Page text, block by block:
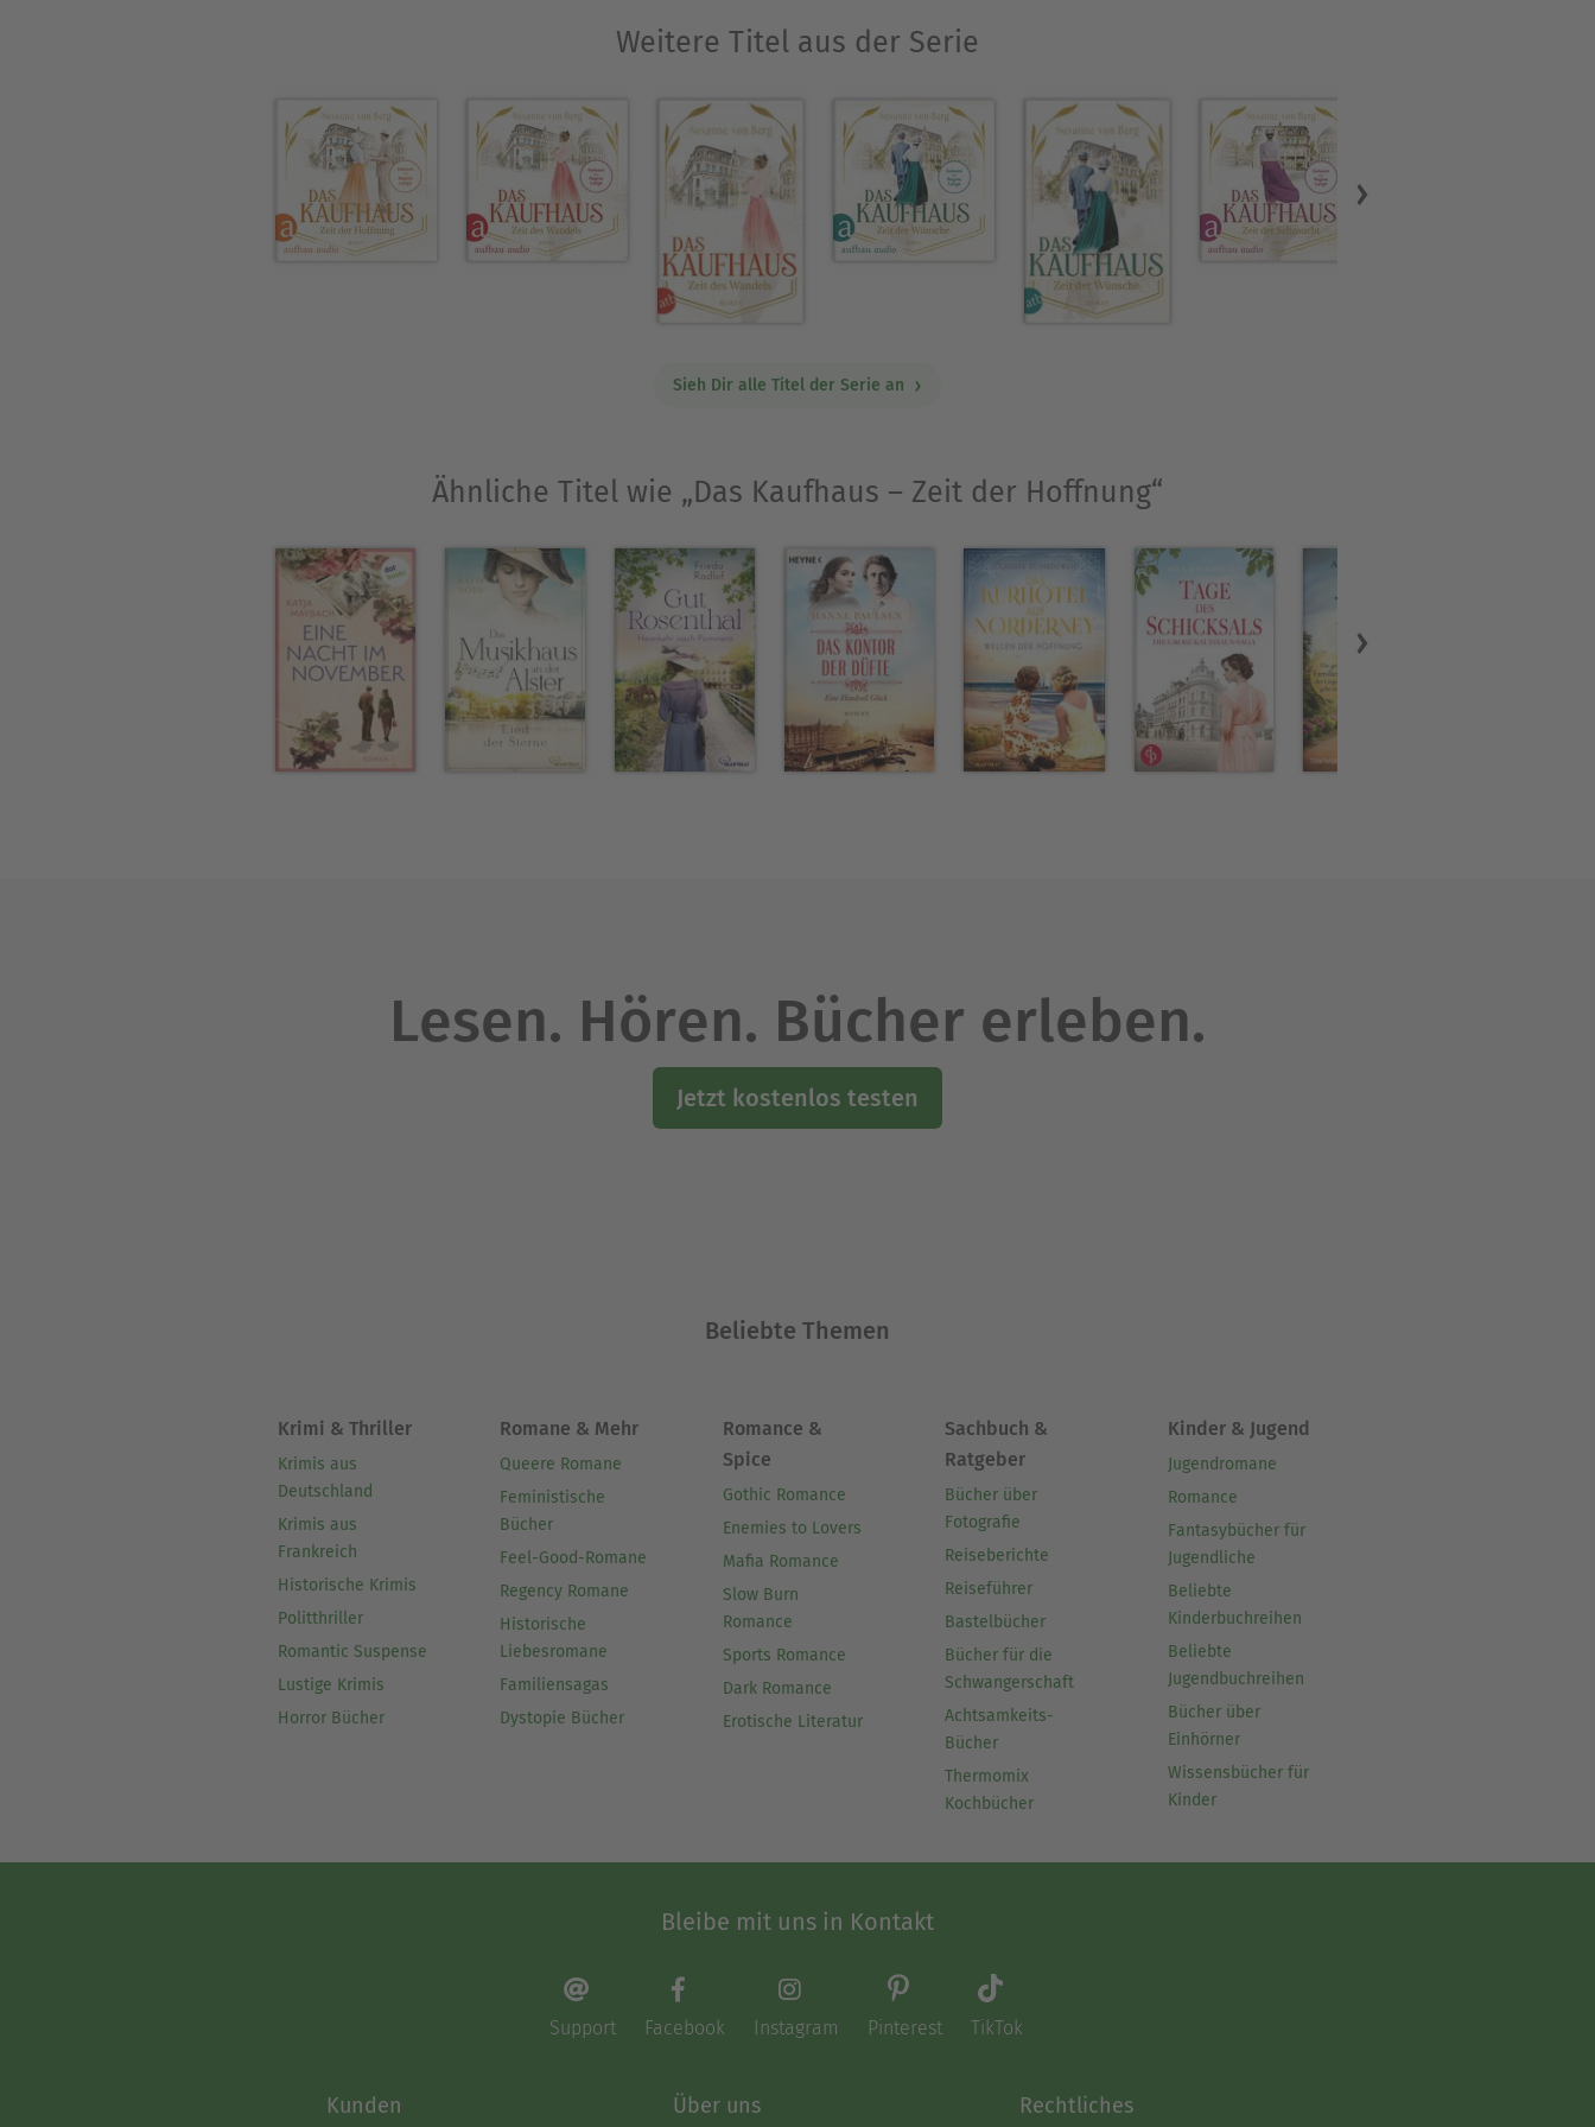
Weitere Titel aus der Serie
Sieh Dir alle Titel der Serie an
Ähnliche Titel wie „Das Kaufhaus – Zeit der Hoffnung“
Lesen. Hören. Bücher erleben.
Jetzt kostenlos testen
Beliebte Themen
Krimi & Thriller
Krimis aus
Deutschland
Krimis aus
Frankreich
Historische Krimis
Politthriller
Romantic Suspense
Lustige Krimis
Horror Bücher
Romane & Mehr
Queere Romane
Feministische
Bücher
Feel-Good-Romane
Regency Romane
Historische
Liebesromane
Familiensagas
Dystopie Bücher
Romance &
Spice
Gothic Romance
Enemies to Lovers
Mafia Romance
Slow Burn
Romance
Sports Romance
Dark Romance
Erotische Literatur
Sachbuch &
Ratgeber
Bücher über
Fotografie
Reiseberichte
Reiseführer
Bastelbücher
Bücher für die
Schwangerschaft
Achtsamkeits-
Bücher
Thermomix
Kochbücher
Kinder & Jugend
Jugendromane
Romance
Fantasybücher für
Jugendliche
Beliebte
Kinderbuchreihen
Beliebte
Jugendbuchreihen
Bücher über
Einhörner
Wissensbücher für
Kinder
Bleibe mit uns in Kontakt
Support Facebook Instagram Pinterest TikTok
Kunden Über uns Rechtliches